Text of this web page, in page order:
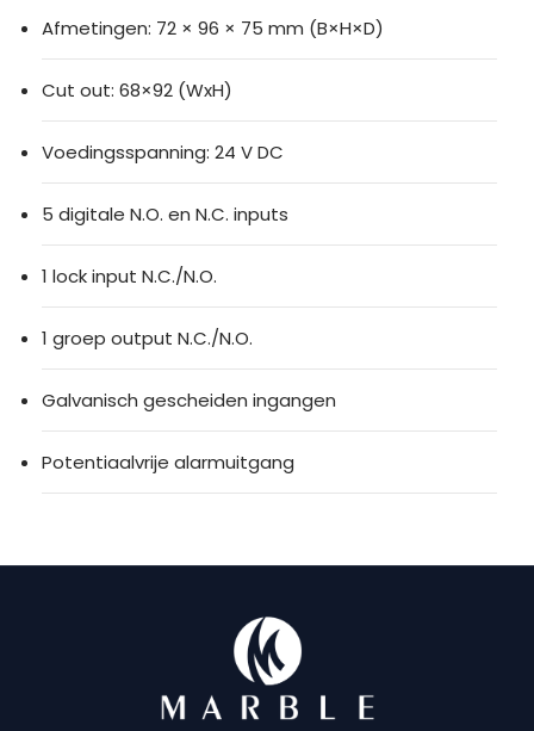
Afmetingen: 72 × 96 × 75 mm (B×H×D)
Cut out: 68×92 (WxH)
Voedingsspanning: 24 V DC
5 digitale N.O. en N.C. inputs
1 lock input N.C./N.O.
1 groep output N.C./N.O.
Galvanisch gescheiden ingangen
Potentiaalvrije alarmuitgang